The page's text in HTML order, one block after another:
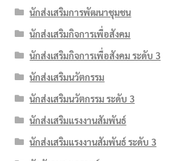
นักส่งเสริมการพัฒนาชุมชน
นักส่งเสริมกิจการเพื่อสังคม
นักส่งเสริมกิจการเพื่อสังคม ระดับ 3
นักส่งเสริมนวัตกรรม
นักส่งเสริมนวัตกรรม ระดับ 3
นักส่งเสริมแรงงานสัมพันธ์
นักส่งเสริมแรงงานสัมพันธ์ ระดับ 3